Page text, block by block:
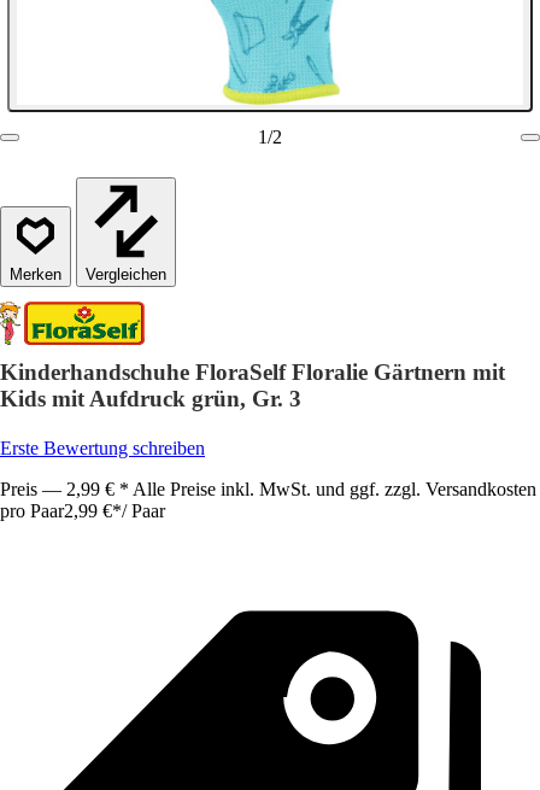
1/2
Vergleichen
Kinderhandschuhe FloraSelf Floralie Gärtnern mit
Kids mit Aufdruck grün, Gr. 3
Erste Bewertung schreiben
Preis — 2,99 € * Alle Preise inkl. MwSt. und ggf. zzgl. Versandkosten
pro Paar2,99 €*/ Paar